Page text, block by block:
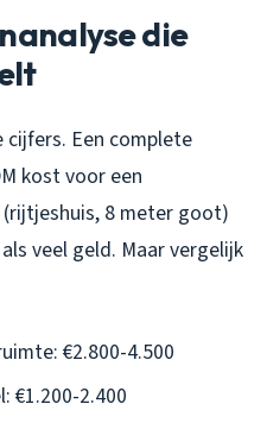
die
cijfers. Een complete
kost voor een
8 meter goot)
veel geld. Maar vergelijk
€2.800-4.500
€1.200-2.400